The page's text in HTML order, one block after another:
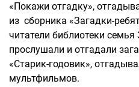
«Покажи отгадку»,
из сборника «Загадки-
читатели библиотеки
прослушали и отгадали
«Старик-годовик»,
мультфильмов.